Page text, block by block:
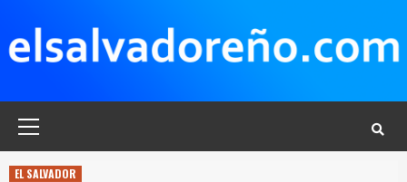
contenido
EL SALVADOR